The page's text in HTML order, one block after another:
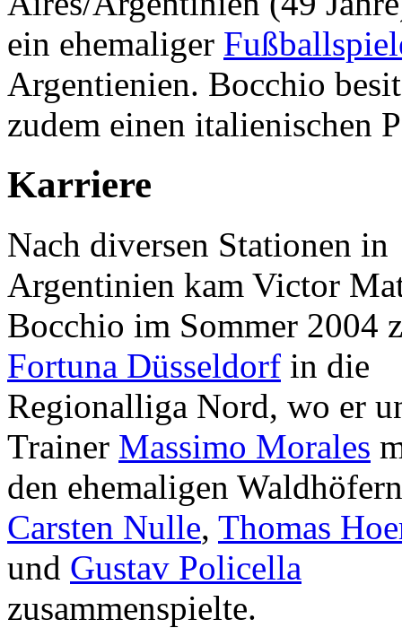
ein ehemaliger
Argentienien. Bocchio
zudem einen italienischen
Karriere
Nach diversen Stationen in
Argentinien kam Victor
Bocchio im Sommer 2004
Fortuna Düsseldorf in die
Regionalliga Nord, wo er
Trainer Massimo Morales
den ehemaligen Waldhöfern
Carsten Nulle, Thomas
und Gustav Policella
zusammenspielte.